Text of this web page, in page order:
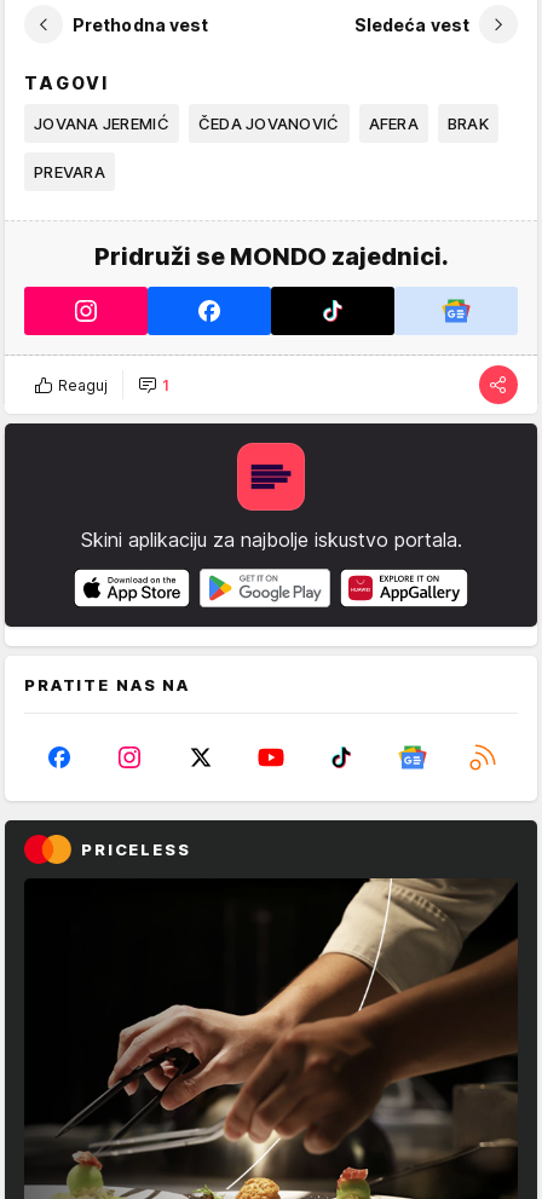
Prethodna vest Sledeća vest
TAGOVI
JOVANA JEREMIĆ ČEDA JOVANOVIĆ AFERA BRAK
PREVARA
Pridruži se MONDO zajednici.
Reaguj 1
Skini aplikaciju za najbolje iskustvo portala.
PRATITE NAS NA
PRICELESS